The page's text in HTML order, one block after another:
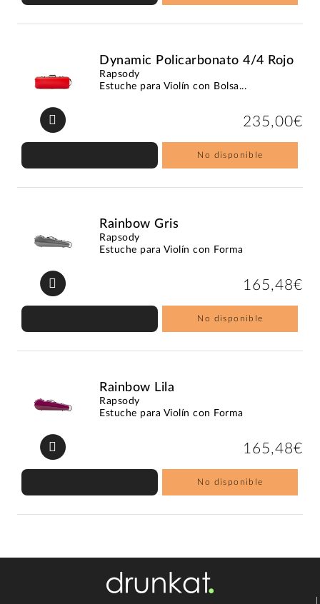
Dynamic Policarbonato 4/4 Rojo
Rapsody
Estuche para Violín con Bolsa...
235,00€
No disponible
Rainbow Gris
Rapsody
Estuche para Violín con Forma
165,48€
No disponible
Rainbow Lila
Rapsody
Estuche para Violín con Forma
165,48€
No disponible